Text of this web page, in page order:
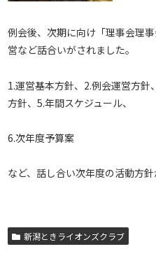
例会後、次期に向け「理事会理
営など話合いがされました。
1.運営基本方針、2.例会運営方
方針、5.年間スケジュール、
6.次年度予算案
など、話し合い次年度の活動方
新潟ときライオンズクラブ